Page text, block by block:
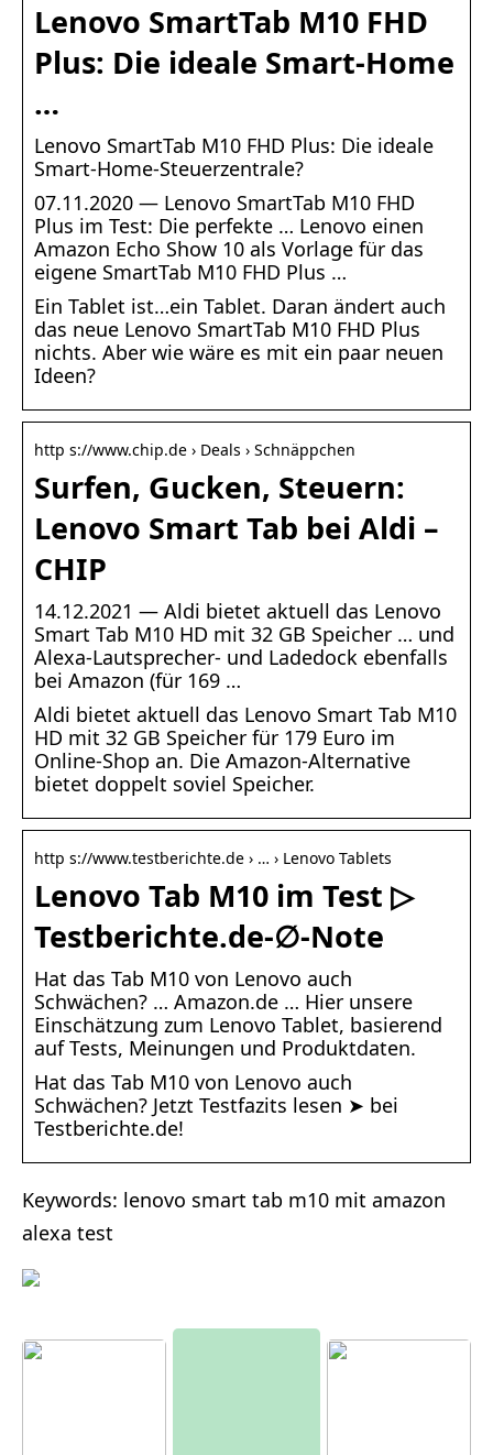
Lenovo SmartTab M10 FHD
Plus: Die ideale Smart-Home
…
Lenovo SmartTab M10 FHD Plus: Die ideale
Smart-Home-Steuerzentrale?
07.11.2020 — Lenovo SmartTab M10 FHD
Plus im Test: Die perfekte … Lenovo einen
Amazon Echo Show 10 als Vorlage für das
eigene SmartTab M10 FHD Plus …
Ein Tablet ist…ein Tablet. Daran ändert auch
das neue Lenovo SmartTab M10 FHD Plus
nichts. Aber wie wäre es mit ein paar neuen
Ideen?
http s://www.chip.de › Deals › Schnäppchen
Surfen, Gucken, Steuern:
Lenovo Smart Tab bei Aldi –
CHIP
14.12.2021 — Aldi bietet aktuell das Lenovo
Smart Tab M10 HD mit 32 GB Speicher … und
Alexa-Lautsprecher- und Ladedock ebenfalls
bei Amazon (für 169 …
Aldi bietet aktuell das Lenovo Smart Tab M10
HD mit 32 GB Speicher für 179 Euro im
Online-Shop an. Die Amazon-Alternative
bietet doppelt soviel Speicher.
http s://www.testberichte.de › … › Lenovo Tablets
Lenovo Tab M10 im Test ▷
Testberichte.de-∅-Note
Hat das Tab M10 von Lenovo auch
Schwächen? … Amazon.de … Hier unsere
Einschätzung zum Lenovo Tablet, basierend
auf Tests, Meinungen und Produktdaten.
Hat das Tab M10 von Lenovo auch
Schwächen? Jetzt Testfazits lesen ➤ bei
Testberichte.de!
Keywords: lenovo smart tab m10 mit amazon
alexa test